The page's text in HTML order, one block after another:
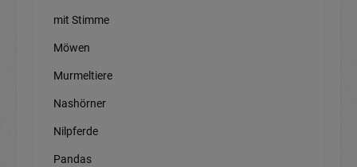
mit Stimme
Möwen
Murmeltiere
Nashörner
Nilpferde
Pandas